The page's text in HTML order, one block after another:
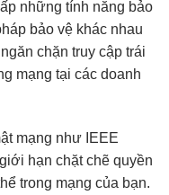
những tính năng bảo
bảo vệ khác nhau
chặn truy cập trái
mạng tại các doanh
mạng như IEEE
hạn chặt chẽ quyền
trong mạng của bạn.